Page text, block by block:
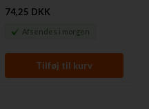
74,25 DKK
Afsendes i morgen